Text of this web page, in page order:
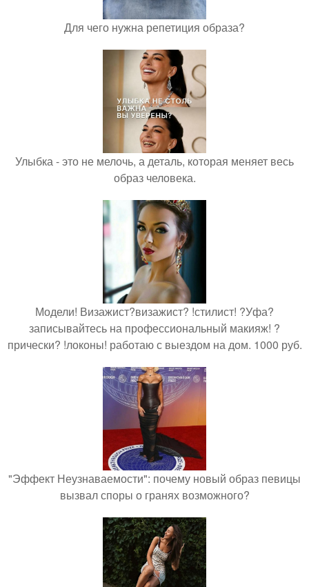
Для чего нужна репетиция образа?
Улыбка - это не мелочь, а деталь, которая меняет весь
образ человека.
Модели! Визажист?визажист? !стилист! ?Уфа?
записывайтесь на профессиональный макияж! ?
прически? !локоны! работаю с выездом на дом. 1000 руб.
"Эффект Неузнаваемости": почему новый образ певицы
вызвал споры о гранях возможного?